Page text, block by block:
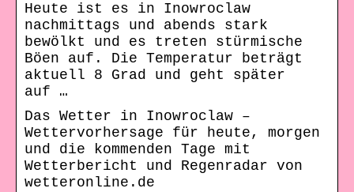
Heute ist es in Inowroclaw
nachmittags und abends stark
bewölkt und es treten stürmische
Böen auf. Die Temperatur beträgt
aktuell 8 Grad und geht später
auf …
Das Wetter in Inowroclaw –
Wettervorhersage für heute, morgen
und die kommenden Tage mit
Wetterbericht und Regenradar von
wetteronline.de